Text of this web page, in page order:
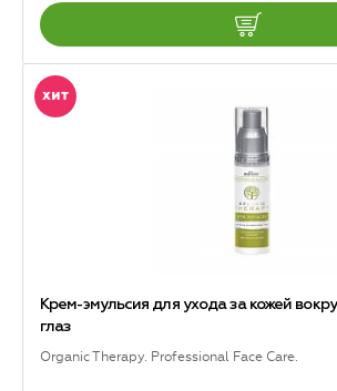
Крем-эмульсия для ухода за кожей
глаз
Organic Therapy. Professional Face Care.